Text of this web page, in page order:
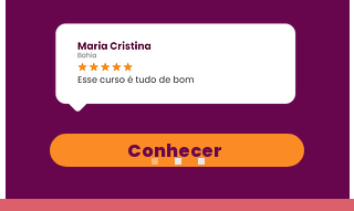
Conhecer